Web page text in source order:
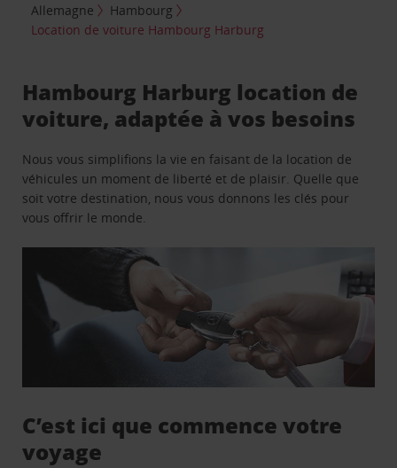
Allemagne
Hambourg
Location de voiture Hambourg Harburg
Hambourg Harburg location de
voiture, adaptée à vos besoins
Nous vous simplifions la vie en faisant de la location de
véhicules un moment de liberté et de plaisir. Quelle que
soit votre destination, nous vous donnons les clés pour
vous offrir le monde.
C’est ici que commence votre
voyage